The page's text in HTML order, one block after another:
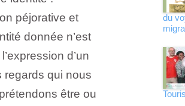
péjorative et
donnée n’est
d’un
regards qui nous
être ou
du